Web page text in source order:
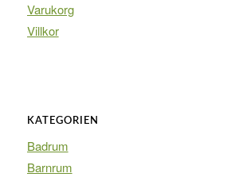
Varukorg
Villkor
KATEGORIEN
Badrum
Barnrum